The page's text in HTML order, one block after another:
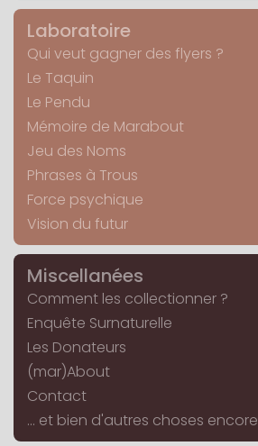
Laboratoire
Qui veut gagner des flyers ?
Le Taquin
Le Pendu
Mémoire de Marabout
Jeu des Noms
Phrases à Trous
Force psychique
Vision du futur
Miscellanées
Comment les collectionner ?
Enquête Surnaturelle
Les Donateurs
(mar)About
Contact
... et bien d'autres choses encore